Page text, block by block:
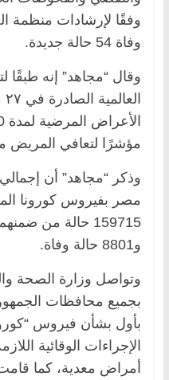
وفقًا لإرشادات منظمة
وفاة 54 حالة جديدة.
وقال “مجاهد” إنه
مؤشرًا لتعافي المريض
وذكر “مجاهد” أن
مصر بفيروس كورونا
و8801 حالة وفاة.
وتواصل وزارة الصحة
بجميع محافظات
بأول بشأن فيروس
الإجراءات الوقائية
أمراض معدية، كما